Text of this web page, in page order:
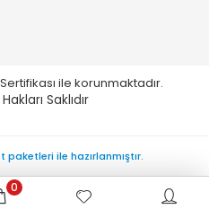
ile korunmaktadır.
Saklıdır
0
ile hazırlanmıştır.